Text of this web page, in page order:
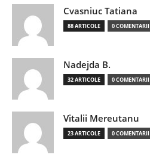
Cvasniuc Tatiana
88 ARTICOLE 0 COMENTARII
Nadejda B.
32 ARTICOLE 0 COMENTARII
Vitalii Mereutanu
23 ARTICOLE 0 COMENTARII